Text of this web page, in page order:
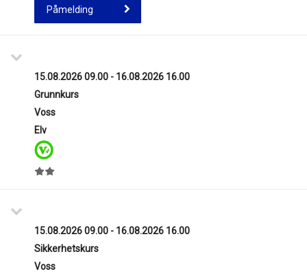
Påmelding
15.08.2026 09.00 - 16.08.2026 16.00
Grunnkurs
Voss
Elv
15.08.2026 09.00 - 16.08.2026 16.00
Sikkerhetskurs
Voss